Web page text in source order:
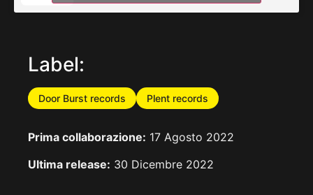
Label:
Door Burst records Plent records
Prima collaborazione: 17 Agosto 2022
Ultima release: 30 Dicembre 2022